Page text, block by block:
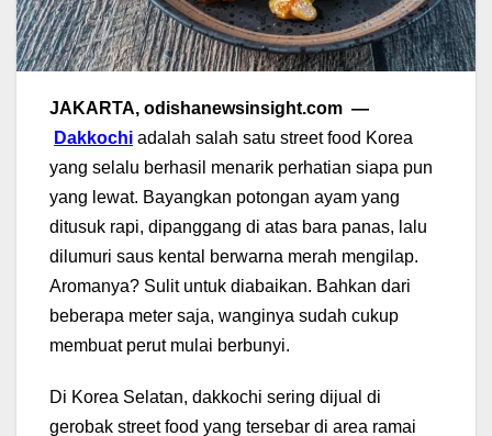
JAKARTA, odishanewsinsight.com —
Dakkochi adalah salah satu street food Korea
yang selalu berhasil menarik perhatian siapa pun
yang lewat. Bayangkan potongan ayam yang
ditusuk rapi, dipanggang di atas bara panas, lalu
dilumuri saus kental berwarna merah mengilap.
Aromanya? Sulit untuk diabaikan. Bahkan dari
beberapa meter saja, wanginya sudah cukup
membuat perut mulai berbunyi.
Di Korea Selatan, dakkochi sering dijual di
gerobak street food yang tersebar di area ramai